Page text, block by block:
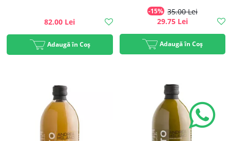
82.00 Lei
Adaugă în Coș
-15% 35.00 Lei
29.75 Lei
Adaugă în Coș